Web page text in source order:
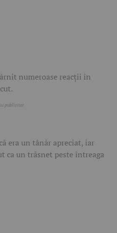
numeroase reacții în
era un tânăr apreciat, iar
ca un trăsnet peste întreaga